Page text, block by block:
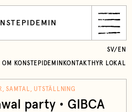
OM KONSTEPIDEMIN KONTAKT HYR LOKAL
SV/ EN
SAMTAL, UTSTÄLLNING
party • GIBCA